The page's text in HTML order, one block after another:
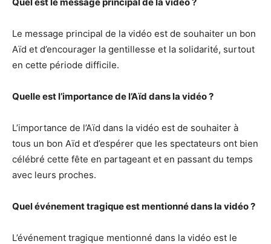
Le message principal de la vidéo est de souhaiter un bon
Aïd et d’encourager la gentillesse et la solidarité, surtout
en cette période difficile.
Quelle est l’importance de l’Aïd dans la vidéo ?
L’importance de l’Aïd dans la vidéo est de souhaiter à
tous un bon Aïd et d’espérer que les spectateurs ont bien
célébré cette fête en partageant et en passant du temps
avec leurs proches.
Quel événement tragique est mentionné dans la vidéo ?
L’événement tragique mentionné dans la vidéo est le